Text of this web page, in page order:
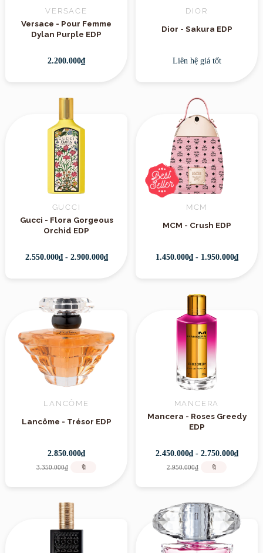
VERSACE
Versace - Pour Femme
Dylan Purple EDP
2.200.000₫
DIOR
Dior - Sakura EDP
Liên hệ giá tốt
GUCCI
Gucci - Flora Gorgeous
Orchid EDP
2.550.000₫ - 2.900.000₫
MCM
MCM - Crush EDP
1.450.000₫ - 1.950.000₫
LANCÔME
Lancôme - Trésor EDP
2.850.000₫
3.350.000₫ 🔖
MANCERA
Mancera - Roses Greedy
EDP
2.450.000₫ - 2.750.000₫
2.950.000₫ 🔖